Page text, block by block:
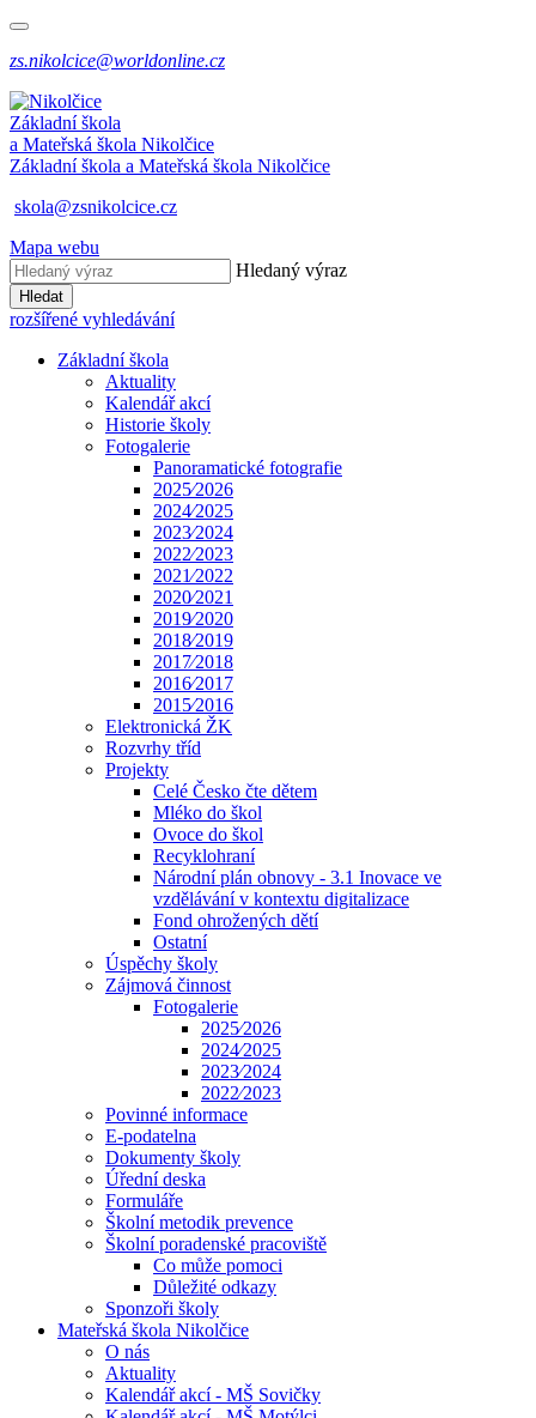
zs.nikolcice@worldonline.cz
Základní škola
a Mateřská škola Nikolčice
Základní škola a Mateřská škola Nikolčice
skola@zsnikolcice.cz
Mapa webu
Hledaný výraz
Hledat
rozšířené vyhledávání
Základní škola
Aktuality
Kalendář akcí
Historie školy
Fotogalerie
Panoramatické fotografie
2025⁄2026
2024⁄2025
2023⁄2024
2022⁄2023
2021⁄2022
2020⁄2021
2019⁄2020
2018⁄2019
2017⁄2018
2016⁄2017
2015⁄2016
Elektronická ŽK
Rozvrhy tříd
Projekty
Celé Česko čte dětem
Mléko do škol
Ovoce do škol
Recyklohraní
Národní plán obnovy - 3.1 Inovace ve
vzdělávání v kontextu digitalizace
Fond ohrožených dětí
Ostatní
Úspěchy školy
Zájmová činnost
Fotogalerie
2025⁄2026
2024⁄2025
2023⁄2024
2022⁄2023
Povinné informace
E-podatelna
Dokumenty školy
Úřední deska
Formuláře
Školní metodik prevence
Školní poradenské pracoviště
Co může pomoci
Důležité odkazy
Sponzoři školy
Mateřská škola Nikolčice
O nás
Aktuality
Kalendář akcí - MŠ Sovičky